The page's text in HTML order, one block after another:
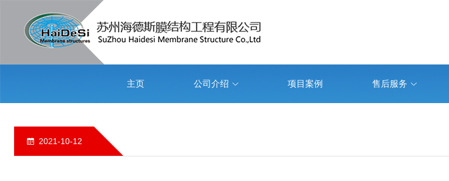
主页 公司介绍 项目案例 售后服务
2021-10-12